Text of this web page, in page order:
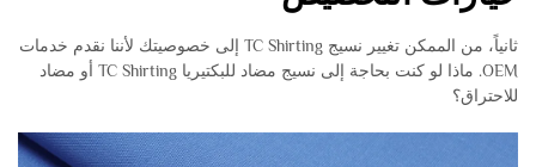
ثانياً، من الممكن تغيير نسيج TC Shirting إلى خصوصيتك لأننا نقدم خدمات
OEM. ماذا لو كنت بحاجة إلى نسيج مضاد للبكتيريا TC Shirting أو مضاد
للاحتراق؟